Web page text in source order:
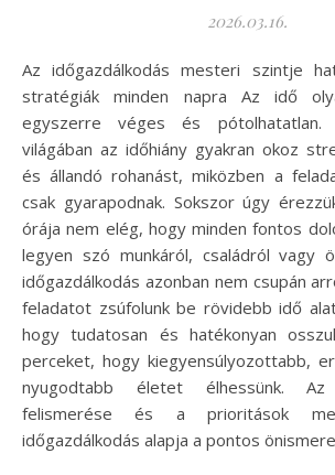
2026.03.16.
Az időgazdálkodás mesteri szintje hatékony tippek és
stratégiák minden napra Az idő
egyszerre véges és pótolhatatlan.
világában az időhiány gyakran okoz
és állandó rohanást, miközben a
csak gyarapodnak. Sokszor úgy
órája nem elég, hogy minden fontos
legyen szó munkáról, családról vagy
időgazdálkodás azonban nem csupán
feladatot zsúfolunk be rövidebb idő
hogy tudatosan és hatékonyan
perceket, hogy kiegyensúlyozottabb,
nyugodtabb életet élhessünk.
felismerése és a prioritások
időgazdálkodás alapja a pontos